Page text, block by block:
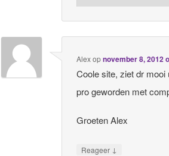
Alexopnovember 8, 2012
Coole site, ziet dr
pro geworden met
Groeten Alex
Reageer ↓